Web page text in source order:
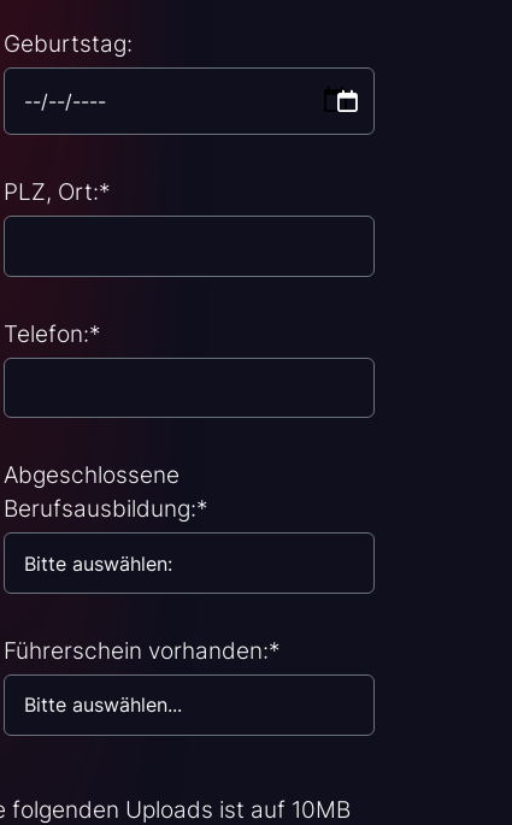
Geburtstag:
PLZ, Ort:*
Telefon:*
Abgeschlossene
Berufsausbildung:*
Führerschein vorhanden:*
Uploads ist auf 10MB